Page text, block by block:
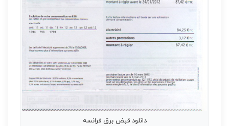
دانلود قبض برق فرانسه